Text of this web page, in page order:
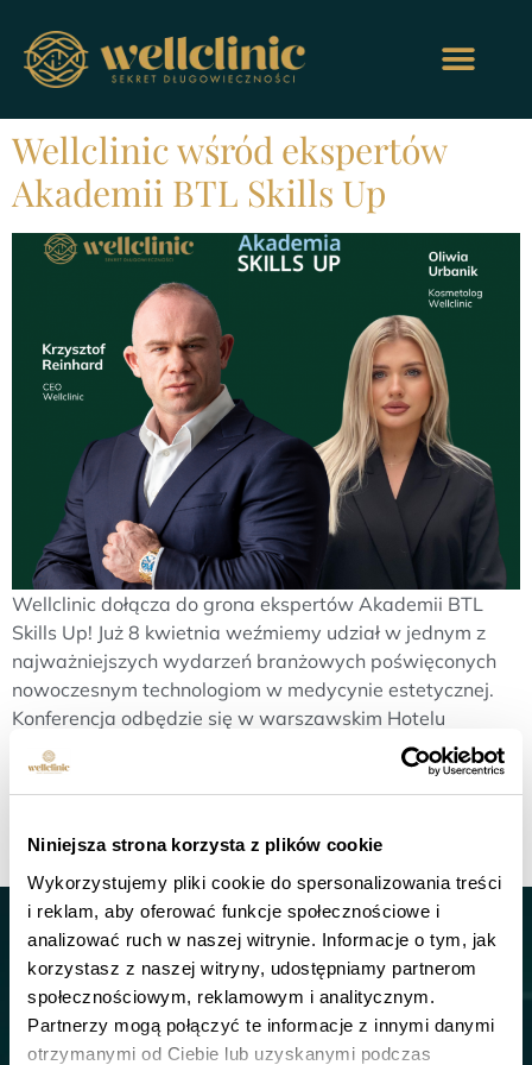
Niniejsza strona korzysta z plików cookie
Wykorzystujemy pliki cookie do spersonalizowania treści
i reklam, aby oferować funkcje społecznościowe i
analizować ruch w naszej witrynie. Informacje o tym, jak
korzystasz z naszej witryny, udostępniamy partnerom
społecznościowym, reklamowym i analitycznym.
Partnerzy mogą połączyć te informacje z innymi danymi
otrzymanymi od Ciebie lub uzyskanymi podczas
Wellclinic wśród ekspertów
Akademii BTL Skills Up
Wellclinic dołącza do grona ekspertów Akademii BTL
Skills Up! Już 8 kwietnia weźmiemy udział w jednym z
najważniejszych wydarzeń branżowych poświęconych
nowoczesnym technologiom w medycynie estetycznej.
Konferencja odbędzie się w warszawskim Hotelu
InterContinental. Z radością będziemy dzielić się naszą
wiedzą, pasją i doświadczeniem – zarówno w obszarze
[…]
Kontakt
tel.:+48 600-100-177